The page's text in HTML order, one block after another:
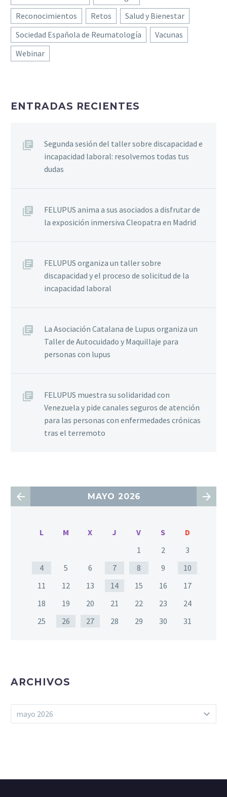
Reconocimientos
Retos
Salud y Bienestar
Sociedad Española de Reumatología
Vacunas
Webinar
ENTRADAS RECIENTES
Segunda sesión del taller sobre discapacidad e
incapacidad laboral: resolvemos todas tus
dudas
FELUPUS anima a sus asociados a disfrutar de
la exposición inmersiva Cleopatra en Madrid
FELUPUS organiza un taller sobre
discapacidad y el proceso de solicitud de la
incapacidad laboral
La Asociación Catalana de Lupus organiza un
Taller de Autocuidado y Maquillaje para
personas con lupus
FELUPUS muestra su solidaridad con
Venezuela y pide canales seguros de atención
para las personas con enfermedades crónicas
tras el terremoto
MAYO 2026
L M X J V S
D
1
2
3
4
5 6 7 8 9
10
11
12 13 14 15 16
17
18
19 20 21 22 23
24
25
26 27 28 29 30 31
ARCHIVOS
Archivos
mayo 2026